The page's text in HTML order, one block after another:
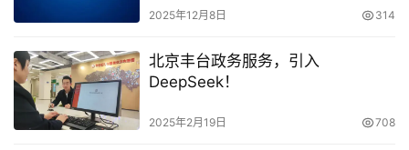
2025年12月8日 314
北京丰台政务服务，引入
DeepSeek！
2025年2月19日 708